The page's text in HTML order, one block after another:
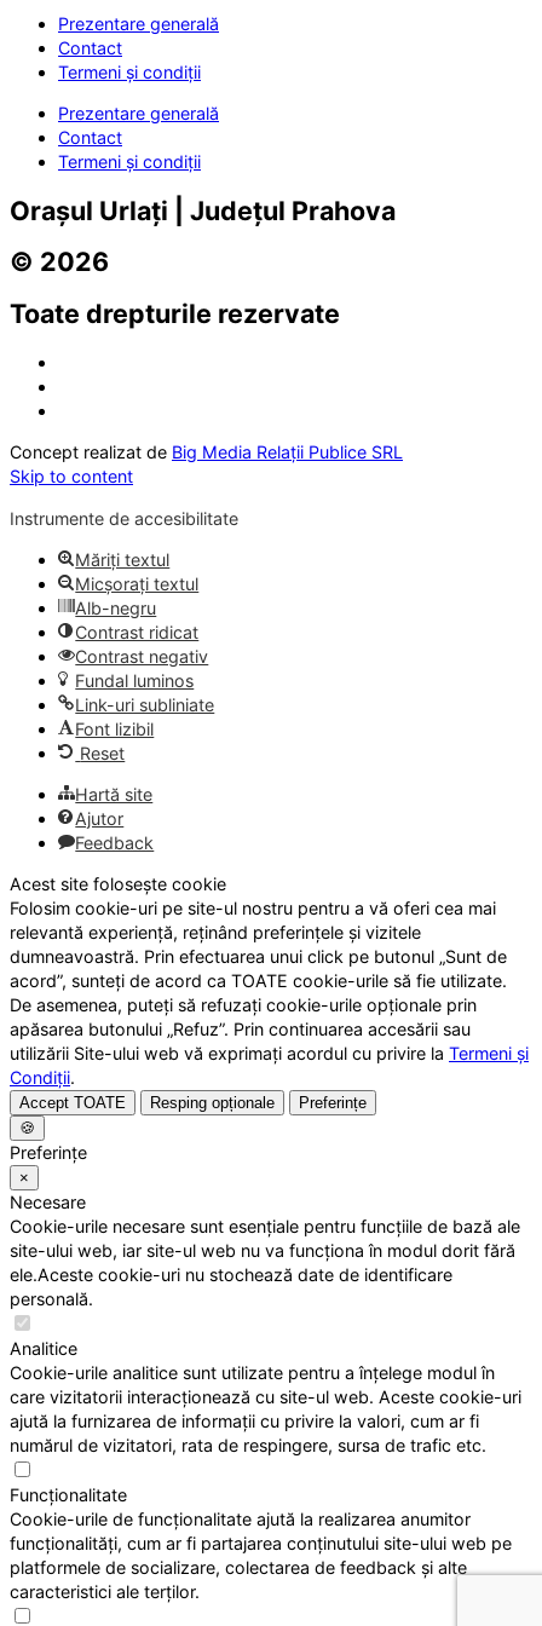
Prezentare generală
Contact
Termeni și condiții
Prezentare generală
Contact
Termeni și condiții
Orașul Urlați | Județul Prahova
© 2026
Toate drepturile rezervate
Concept realizat de Big Media Relații Publice SRL
Skip to content
Instrumente de accesibilitate
Măriți textul
Micșorați textul
Alb-negru
Contrast ridicat
Contrast negativ
Fundal luminos
Link-uri subliniate
Font lizibil
Reset
Hartă site
Ajutor
Feedback
Acest site folosește cookie
Folosim cookie-uri pe site-ul nostru pentru a vă oferi cea mai
relevantă experiență, reținând preferințele și vizitele
dumneavoastră. Prin efectuarea unui click pe butonul „Sunt de
acord”, sunteți de acord ca TOATE cookie-urile să fie utilizate.
De asemenea, puteți să refuzați cookie-urile opționale prin
apăsarea butonului „Refuz”. Prin continuarea accesării sau
utilizării Site-ului web vă exprimați acordul cu privire la Termeni și
Condiții.
Accept TOATE Resping opționale
Preferințe
🍪
Preferințe
×
Necesare
Cookie-urile necesare sunt esențiale pentru funcțiile de bază ale
site-ului web, iar site-ul web nu va funcționa în modul dorit fără
ele.Aceste cookie-uri nu stochează date de identificare
personală.
Analitice
Cookie-urile analitice sunt utilizate pentru a înțelege modul în
care vizitatorii interacționează cu site-ul web. Aceste cookie-uri
ajută la furnizarea de informații cu privire la valori, cum ar fi
numărul de vizitatori, rata de respingere, sursa de trafic etc.
Funcționalitate
Cookie-urile de funcționalitate ajută la realizarea anumitor
funcționalități, cum ar fi partajarea conținutului site-ului web pe
platformele de socializare, colectarea de feedback și alte
caracteristici ale terților.